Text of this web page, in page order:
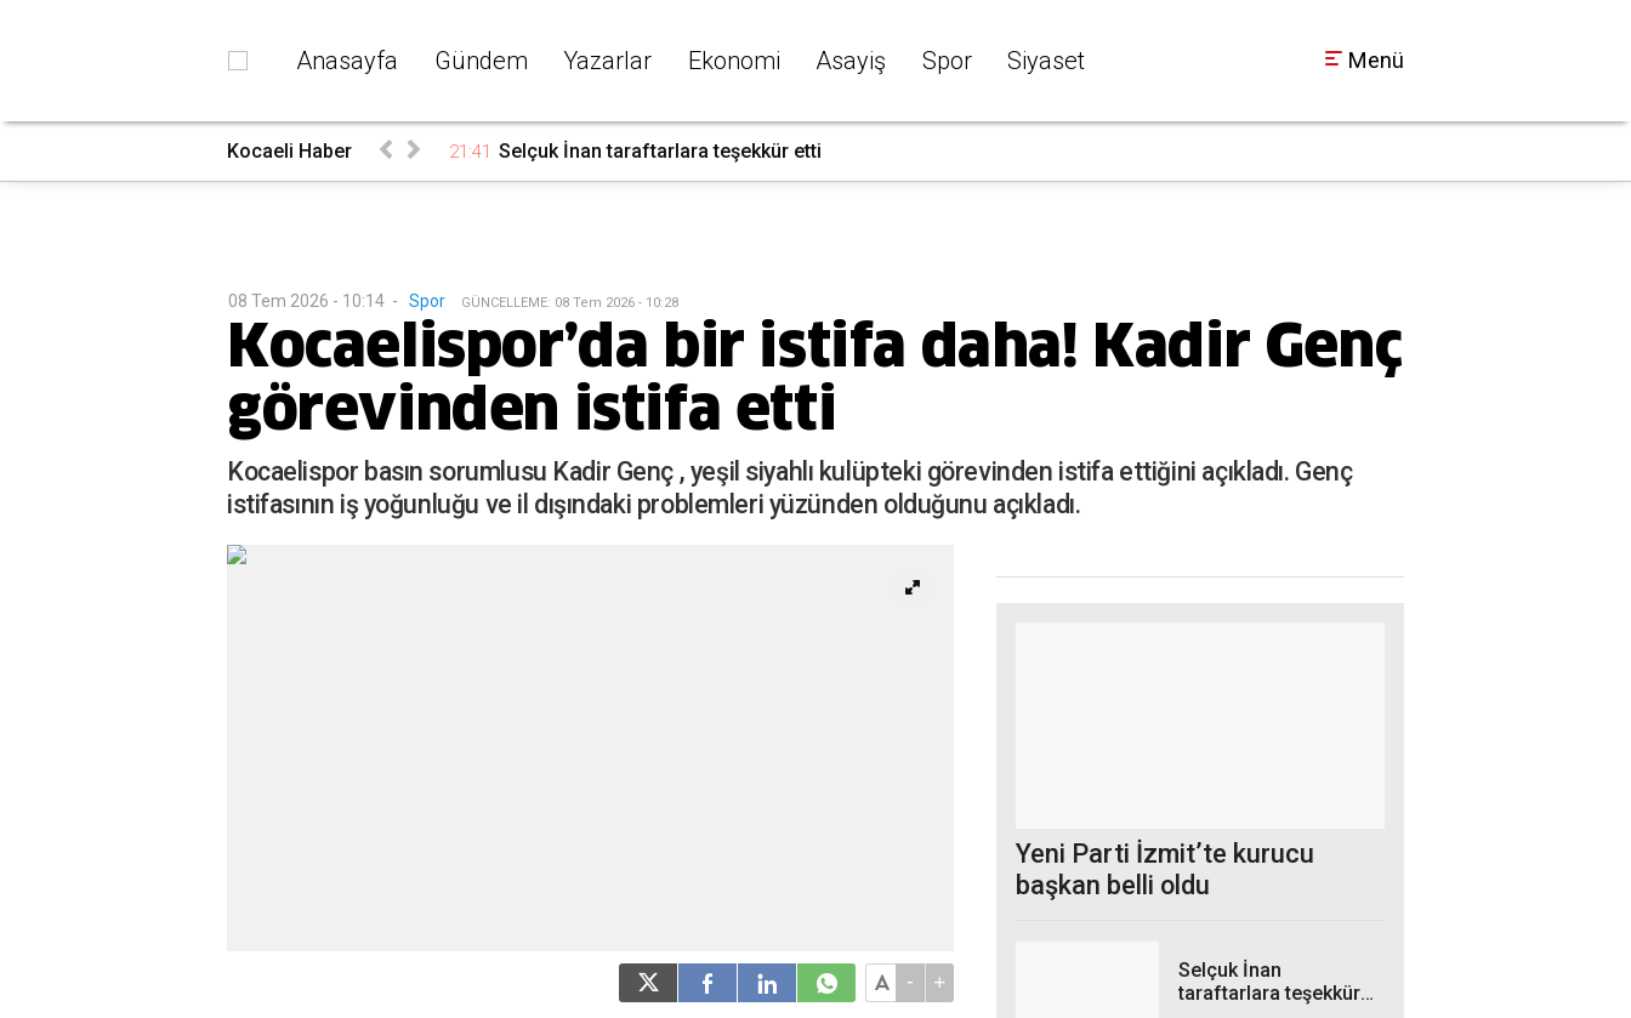
Anasayfa Gündem Yazarlar Ekonomi Asayiş Spor Siyaset Menü
Kocaeli Haber 21:41 Selçuk İnan taraftarlara teşekkür etti
08 Tem 2026 - 10:14 - Spor GÜNCELLEME: 08 Tem 2026 - 10:28
Kocaelispor’da bir istifa daha! Kadir Genç
görevinden istifa etti
Kocaelispor basın sorumlusu Kadir Genç , yeşil siyahlı kulüpteki görevinden istifa ettiğini açıkladı. Genç
istifasının iş yoğunluğu ve il dışındaki problemleri yüzünden olduğunu açıkladı.
- +
Yeni Parti İzmit’te kurucu
başkan belli oldu
Selçuk İnan
taraftarlara teşekkür